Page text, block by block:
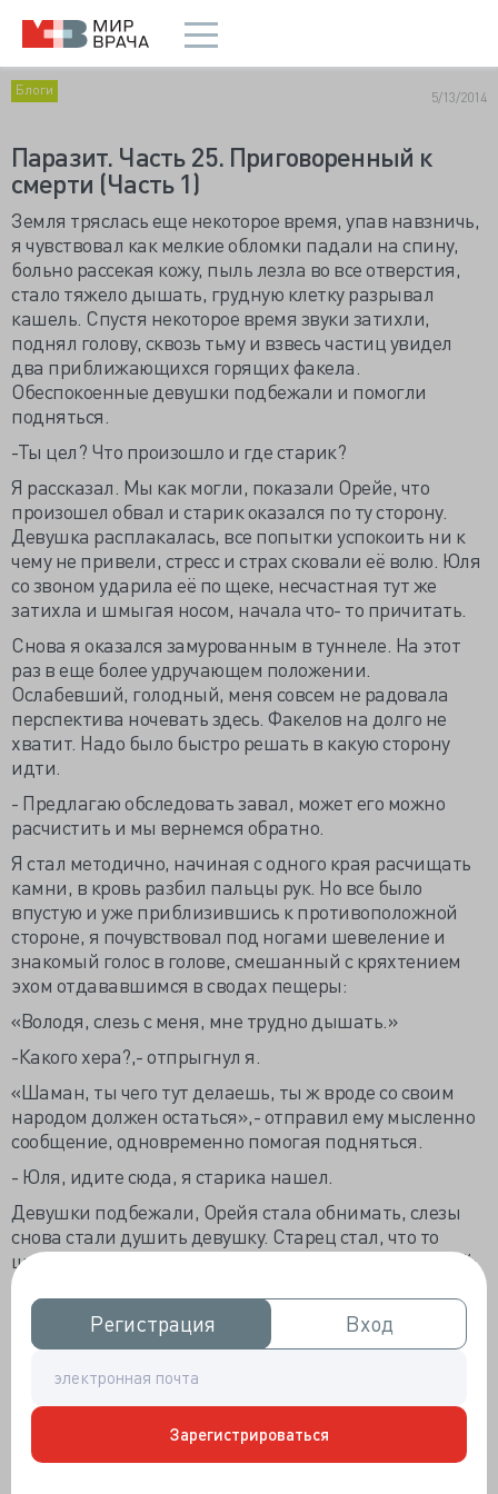
Регистрация
Регистрация Вход
Вход
Зарегистрироваться
Блоги 5/13/2014
Паразит. Часть 25. Приговоренный к
смерти (Часть 1)
Земля тряслась еще некоторое время, упав навзничь,
я чувствовал как мелкие обломки падали на спину,
больно рассекая кожу, пыль лезла во все отверстия,
стало тяжело дышать, грудную клетку разрывал
кашель. Спустя некоторое время звуки затихли,
поднял голову, сквозь тьму и взвесь частиц увидел
два приближающихся горящих факела.
Обеспокоенные девушки подбежали и помогли
подняться.
-Ты цел? Что произошло и где старик?
Я рассказал. Мы как могли, показали Орейе, что
произошел обвал и старик оказался по ту сторону.
Девушка расплакалась, все попытки успокоить ни к
чему не привели, стресс и страх сковали её волю. Юля
со звоном ударила её по щеке, несчастная тут же
затихла и шмыгая носом, начала что- то причитать.
Снова я оказался замурованным в туннеле. На этот
раз в еще более удручающем положении.
Ослабевший, голодный, меня совсем не радовала
перспектива ночевать здесь. Факелов на долго не
хватит. Надо было быстро решать в какую сторону
идти.
- Предлагаю обследовать завал, может его можно
расчистить и мы вернемся обратно.
Я стал методично, начиная с одного края расчищать
камни, в кровь разбил пальцы рук. Но все было
впустую и уже приблизившись к противоположной
стороне, я почувствовал под ногами шевеление и
знакомый голос в голове, смешанный с кряхтением
эхом отдававшимся в сводах пещеры:
«Володя, слезь с меня, мне трудно дышать.»
-Какого хера?,- отпрыгнул я.
«Шаман, ты чего тут делаешь, ты ж вроде со своим
народом должен остаться»,- отправил ему мысленно
сообщение, одновременно помогая подняться.
- Юля, идите сюда, я старика нашел.
Девушки подбежали, Орейя стала обнимать, слезы
снова стали душить девушку. Старец стал, что то
шептать ей, успокаивая. Освободившись от объятий:
«Володя, я тут вспомнил, что на той реке, когда вы
поплывете, надо держаться правой стороны, поток
дальше делится на два рукава и вы могли бы уплыть
далеко под землю, вот я и вернулся, что бы тебе это
передать,просто запамятовал. В детстве, мы с другом
обследовали эти пещеры, подойдя к воде, я
поскользнулся и упал, друг пытаясь спасти меня, тоже
полетел в реку, его затянуло в левое русло, больше я